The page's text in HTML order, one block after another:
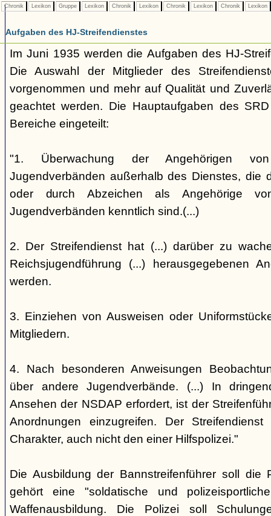
Chronik Lexikon Gruppe Lexikon Chronik Lexikon Chronik Lexikon Chronik Lexikon
Aufgaben des HJ-Streifendienstes
Im Juni 1935 werden die Aufgaben des HJ-
Die Auswahl der Mitglieder des
vorgenommen und mehr auf Qualität und
geachtet werden. Die Hauptaufgaben des
Bereiche eingeteilt:
"1. Überwachung der Angehörigen von
Jugendverbänden außerhalb des Dienstes, die
oder durch Abzeichen als Angehörige von
Jugendverbänden kenntlich sind.(...)
2. Der Streifendienst hat (...) darüber zu
Reichsjugendführung (...) herausgegebenen
werden.
3. Einziehen von Ausweisen oder
Mitgliedern.
4. Nach besonderen Anweisungen
über andere Jugendverbände. (...) In
Ansehen der NSDAP erfordert, ist der
Anordnungen einzugreifen. Der
Charakter, auch nicht den einer Hilfspolizei."
Die Ausbildung der Bannstreifenführer soll die
gehört eine "soldatische und
Waffenausbildung. Die Polizei soll